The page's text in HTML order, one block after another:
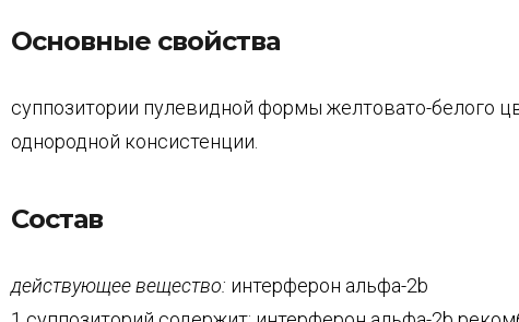
Основные свойства
суппозитории пулевидной формы желтовато-белого
однородной консистенции.
Состав
действующее вещество: интерферон альфа-2b